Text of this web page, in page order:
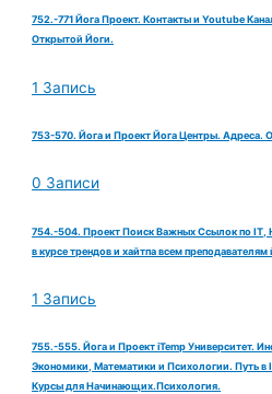
752.-771 Йога Проект. Контакты и Youtube
Открытой Йоги.
1 Запись
753-570. Йога и Проект Йога Центры. Адреса.
0 Записи
754.-504. Проект Поиск Важных Ссылок по IT,
в курсе трендов и хайтпа всем преподавателям
1 Запись
755.-555. Йога и Проект iTemp Университет.
Экономики, Математики и Психологии. Путь в
Курсы для Начинающих.Психология.